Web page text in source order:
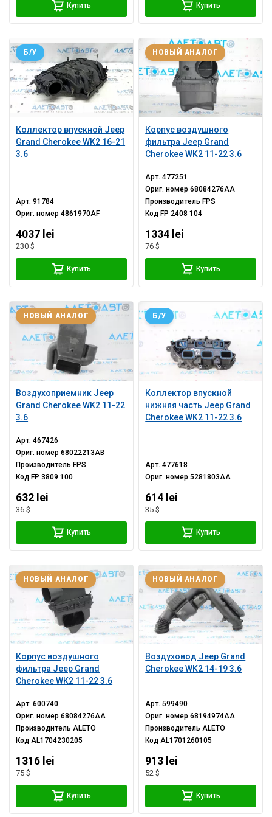
Купить Купить
Коллектор впускной Jeep
Grand Cherokee WK2 16-21
3.6
Б/У
Арт.91784
Ориг. номер4861970AF
4037 lei
230 $
Купить
Корпус воздушного
фильтра Jeep Grand
Cherokee WK2 11-22 3.6
НОВЫЙ АНАЛОГ
Арт.477251
Ориг. номер68084276AA
ПроизводительFPS
КодFP 2408 104
1334 lei
76 $
Купить
Воздухоприемник Jeep
Grand Cherokee WK2 11-22
3.6
НОВЫЙ АНАЛОГ
Арт.467426
Ориг. номер68022213AB
ПроизводительFPS
КодFP 3809 100
632 lei
36 $
Купить
Коллектор впускной
нижняя часть Jeep Grand
Cherokee WK2 11-22 3.6
Б/У
Арт.477618
Ориг. номер5281803AA
614 lei
35 $
Купить
Корпус воздушного
фильтра Jeep Grand
Cherokee WK2 11-22 3.6
НОВЫЙ АНАЛОГ
Арт.600740
Ориг. номер68084276AA
Производитель ALETO
Код AL1704230205
1316 lei
75 $
Купить
Воздуховод Jeep Grand
Cherokee WK2 14-19 3.6
НОВЫЙ АНАЛОГ
Арт.599490
Ориг. номер68194974AA
Производитель ALETO
Код AL1701260105
913 lei
52 $
Купить